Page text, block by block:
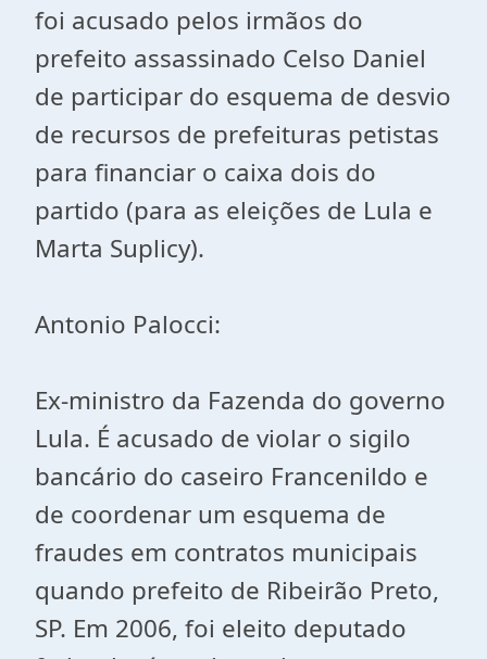
foi acusado pelos irmãos do
prefeito assassinado Celso Daniel
de participar do esquema de desvio
de recursos de prefeituras petistas
para financiar o caixa dois do
partido (para as eleições de Lula e
Marta Suplicy).
Antonio Palocci:
Ex-ministro da Fazenda do governo
Lula. É acusado de violar o sigilo
bancário do caseiro Francenildo e
de coordenar um esquema de
fraudes em contratos municipais
quando prefeito de Ribeirão Preto,
SP. Em 2006, foi eleito deputado